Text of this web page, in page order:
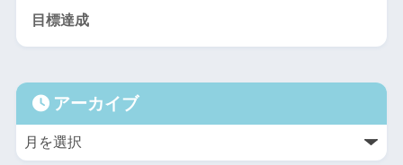
目標達成
アーカイブ